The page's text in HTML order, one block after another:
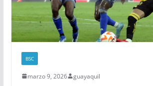
BSC
marzo 9, 2026 guayaquil